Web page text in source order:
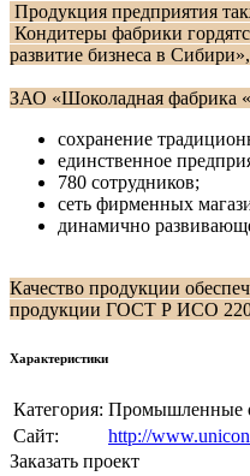
Продукция предприятия
Кондитеры фабрики
развитие бизнеса в
ЗАО «Шоколадная фабрика
сохранение
единственное
780 сотрудников;
сеть фирменных
динамично
Качество продукции
продукции ГОСТ Р ИСО
Характеристики
Категория: Промышленные
Сайт:
http://
Заказать проект